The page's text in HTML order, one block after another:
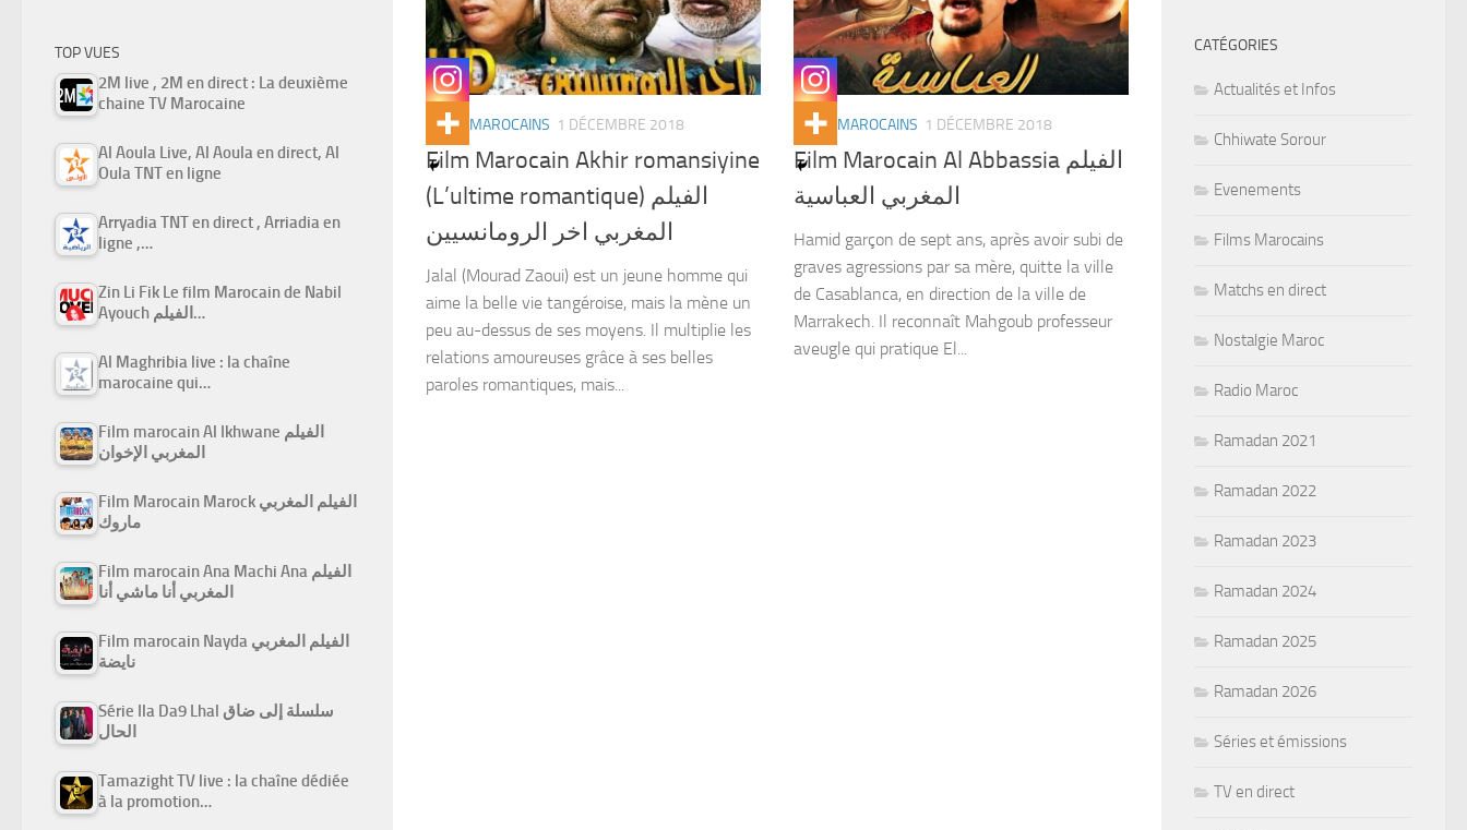
FILMS MAROCAINS 1 DÉCEMBRE 2018
Film Marocain Akhir romansiyine
(L’ultime romantique) الفيلم
المغربي اخر الرومانسيين
Jalal (Mourad Zaoui) est un jeune homme qui
aime la belle vie tangéroise, mais la mène un
peu au-dessus de ses moyens. Il multiplie les
relations amoureuses grâce à ses belles
paroles romantiques, mais...
FILMS MAROCAINS 1 DÉCEMBRE 2018
Film Marocain Al Abbassia الفيلم
المغربي العباسية
Hamid garçon de sept ans, après avoir subi de
graves agressions par sa mère, quitte la ville
de Casablanca, en direction de la ville de
Marrakech. Il reconnaît Mahgoub professeur
aveugle qui pratique El...
TOP VUES
2M live , 2M en direct : La deuxième
chaine TV Marocaine
Al Aoula Live, Al Aoula en direct, Al
Oula TNT en ligne
Arryadia TNT en direct , Arriadia en
ligne ,…
Zin Li Fik Le film Marocain de Nabil
Ayouch الفيلم…
Al Maghribia live : la chaîne
marocaine qui…
Film marocain Al Ikhwane الفيلم
المغربي الإخوان
Film Marocain Marock الفيلم المغربي
ماروك
Film marocain Ana Machi Ana الفيلم
المغربي أنا ماشي أنا
Film marocain Nayda الفيلم المغربي
نايضة
Série Ila Da9 Lhal سلسلة إلى ضاق
الحال
Tamazight TV live : la chaîne dédiée
à la promotion…
CATÉGORIES
Actualités et Infos
Chhiwate Sorour
Evenements
Films Marocains
Matchs en direct
Nostalgie Maroc
Radio Maroc
Ramadan 2021
Ramadan 2022
Ramadan 2023
Ramadan 2024
Ramadan 2025
Ramadan 2026
Séries et émissions
TV en direct